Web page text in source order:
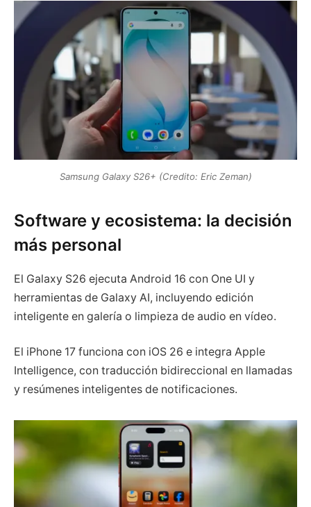
Samsung Galaxy S26+ (Credito: Eric Zeman)
Software y ecosistema: la decisión
más personal
El Galaxy S26 ejecuta Android 16 con One UI y
herramientas de Galaxy AI, incluyendo edición
inteligente en galería o limpieza de audio en vídeo.
El iPhone 17 funciona con iOS 26 e integra Apple
Intelligence, con traducción bidireccional en llamadas
y resúmenes inteligentes de notificaciones.